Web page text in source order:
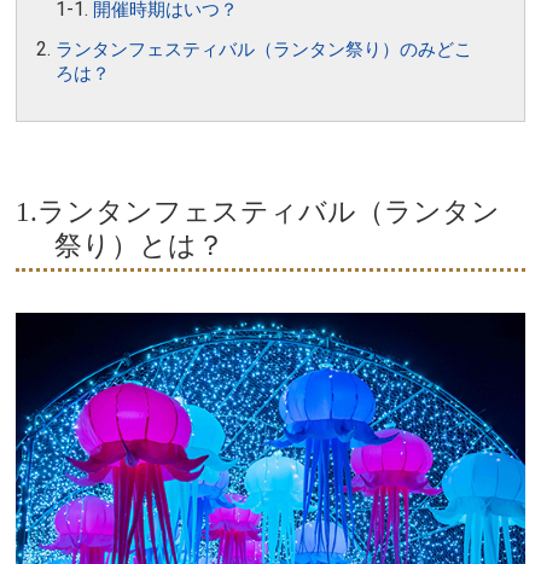
開催時期はいつ？
ランタンフェスティバル（ランタン祭り）のみどこ
ろは？
1.ランタンフェスティバル（ランタン
祭り）とは？